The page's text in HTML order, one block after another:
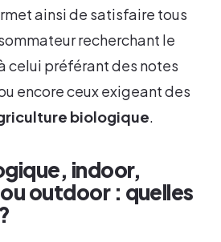
ainsi de satisfaire tous
recherchant le
celui préférant des notes
encore ceux exigeant des
biologique.
indoor,
outdoor : quelles